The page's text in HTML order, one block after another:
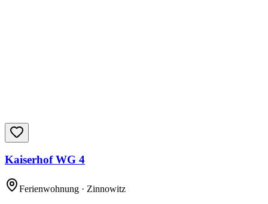
Kaiserhof WG 4
Ferienwohnung · Zinnowitz